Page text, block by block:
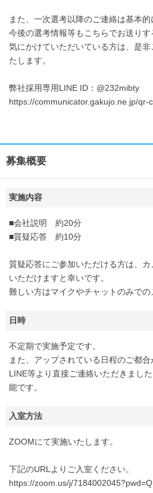
また、一次選考以降のご連絡は基本的
今後の選考情報等もこちらでお送りす
気にかけていただいている方は、是
たします。
弊社採用専用LINE ID：@232mibty
https://communicator.gakujo.ne.jp/qr-
募集概要
実施内容
■会社説明 約20分
■質疑応答 約10分
質疑応答にご参加いただける方は、
いただけますと幸いです。
難しい方はマイクやチャットのみでの
日時
不定期で実施予定です。
また、アップされている日程のご都合
LINE等より直接ご連絡いただきまし
能です。
入室方法
ZOOMにて実施いたします。
下記のURLよりご入室ください。
https://zoom.us/j/